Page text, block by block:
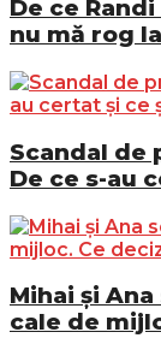
De ce
nu mă rog
Scandal de
De ce s-au
Mihai și
cale de